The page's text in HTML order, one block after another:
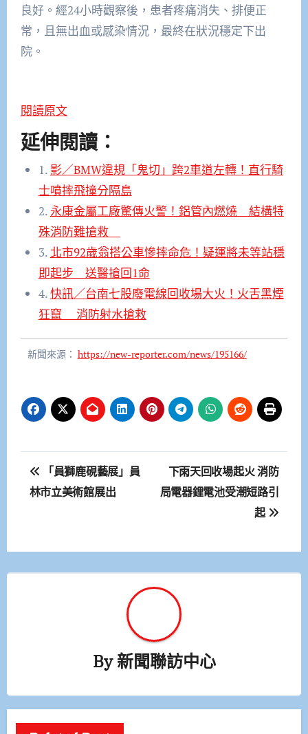
良好。經24小時觀察後，患者疼痛消失、排便正
常，且無出血或感染情況，最終在狀況穩定下出
院。
閱讀原文
延伸閱讀：
1. 影／BMW違規「鬼切」跨2車道左轉！直行騎
士噴摔飛撞分隔島
2. 永康金屬工廠驚傳火警！鋁管內燃燒 結構特
殊消防難搶救
3. 北市92歲翁搭公車慘摔命危！疑運將未等站穩
即起步 送醫搶回1命
4.快訊／台南七股廢電線回收場大火！火舌黑煙
狂竄 消防射水搶救
新聞來源： https://new-reporter.com/news/195166/
文
章
覽
「員獅鹿硯藝展」員
林市立美術館展出
下雨天回收場起火 消防
局電器鋰電池受潮短路引
起
By新聞聯訪中心